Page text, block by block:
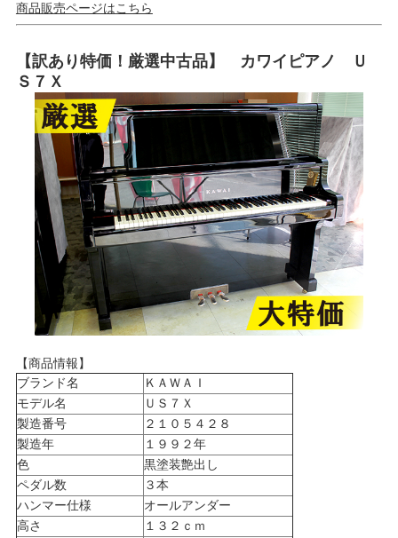
商品販売ページはこちら
【訳あり特価！厳選中古品】 カワイピアノ Ｕ
Ｓ７Ｘ
【商品情報】
ブランド名
ＫＡＷＡＩ
モデル名
ＵＳ７Ｘ
製造番号
２１０５４２８
製造年
１９９２年
色
黒塗装艶出し
ペダル数
３本
ハンマー仕様
オールアンダー
高さ
１３２ｃｍ